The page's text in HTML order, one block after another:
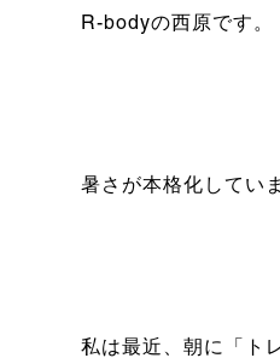
R-bodyの西原です。
暑さが本格化してい
私は最近、朝に「ト